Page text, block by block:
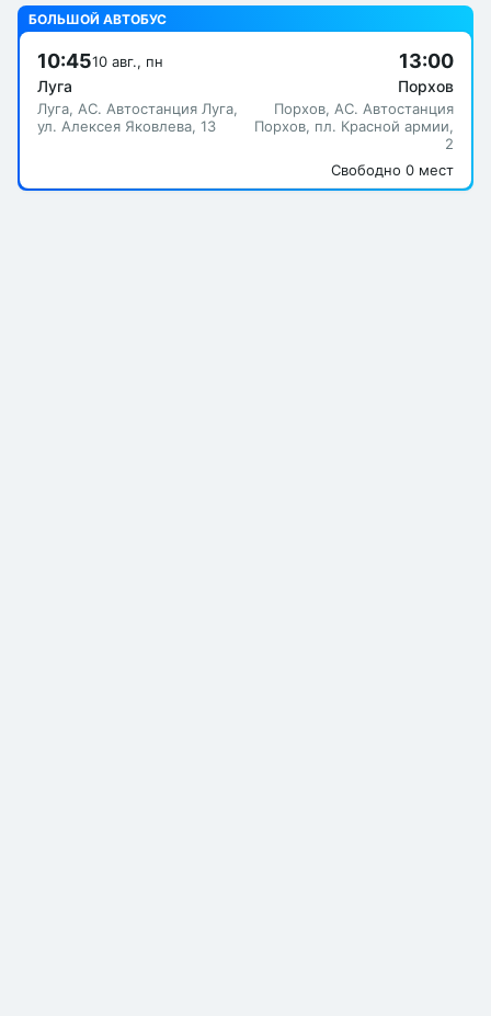
БОЛЬШОЙ АВТОБУС
10:4510 авг., пн
Луга
Луга, АС. Автостанция Луга,
ул. Алексея Яковлева, 13
13:00
Порхов
Порхов, АС. Автостанция
Порхов, пл. Красной армии,
2
Свободно 0 мест